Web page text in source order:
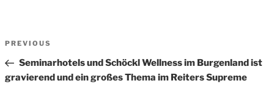
Beitrags-
Previous
Post
PREVIOUS
Seminarhotels und Schöckl Wellness im Burgenland ist
gravierend und ein großes Thema im Reiters Supreme